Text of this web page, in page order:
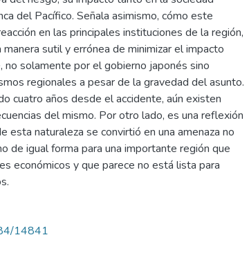
del Pacífico. Señala asimismo, cómo este
en las principales instituciones de la región,
sutil y errónea de minimizar el impacto
solamente por el gobierno japonés sino
regionales a pesar de la gravedad del asunto.
cuatro años desde el accidente, aún existen
del mismo. Por otro lado, es una reflexión
esta naturaleza se convirtió en una amenaza no
de igual forma para una importante región que
económicos y que parece no está lista para
14841